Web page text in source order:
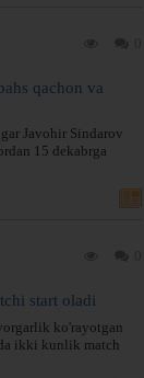
qachon va
Javohir Sindarov
15 dekabrga
start oladi
ko'rayotgan
ikki kunlik match